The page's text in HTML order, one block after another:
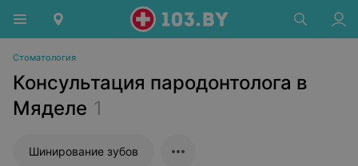
Стоматология
Консультация пародонтолога в
Мяделе 1
Шинирование зубов